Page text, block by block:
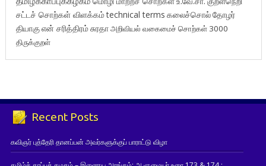
சட்டச் சொற்கள் விளக்கம்technical terms கலைச்சொல்தோழர்
தியாகுஎன் சரித்திரம்சுரதாஅறிவியல் வகைமைச் சொற்கள் 3000
திருக்குறள்
Recent Posts
கவிஞர் புத்தேரி தானப்பன் அவர்களுக்குப் பாராட்டு விழா